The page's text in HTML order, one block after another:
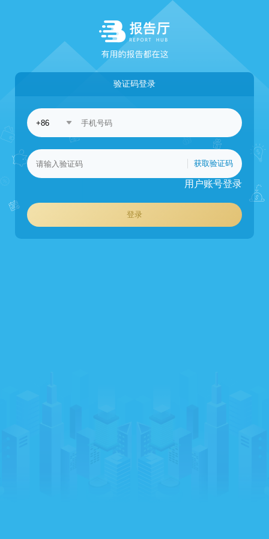
验证码登录
获取验证码
用户账号登录
登录